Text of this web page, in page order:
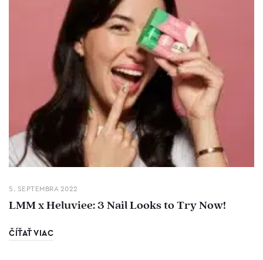
5. SEPTEMBRA 2022
LMM x Heluviee: 3 Nail Looks to Try Now!
ČÍŤAŤ VIAC